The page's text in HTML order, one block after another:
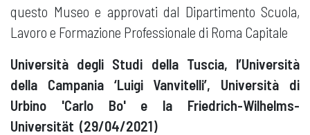
questo Museo e approvati dal Dipartimento Scuola,
Lavoro e Formazione Professionale di Roma Capitale
Università degli Studi della Tuscia, l’Università
della Campania ‘Luigi Vanvitelli’, Università di
Urbino 'Carlo Bo' e la Friedrich-Wilhelms-
Universität (29/04/2021)